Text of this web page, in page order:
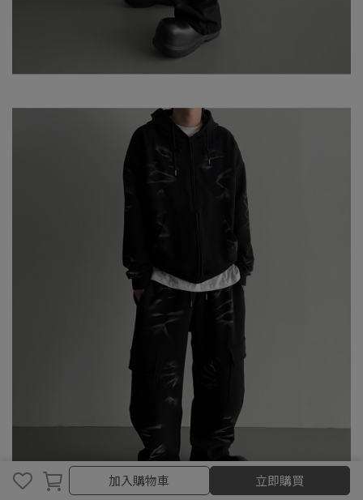
取消 完成
加入購物車 立即購買